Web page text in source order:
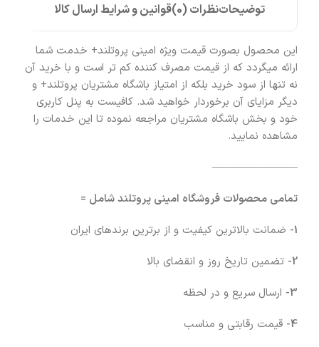
توضیحاتنظرات (0) قوانین و شرایط ارسال کالا
این محصول بصورت قیمت ویژه امینی پروتلند+ خدمت شما
ارائه میگردد که از قیمت مصرف کننده کم تر است و با خرید آن
نه تنها از سود خرید بلکه از امتیاز باشگاه مشتریان پروتلند+ و
دیگر مزایای آن برخوردار خواهید شد. کافیست به پنل کاربری
خود و بخش باشگاه مشتریان مراجعه نموده تا این خدمات را
مشاهده نمایید.
————————
تمامی محصولات فروشگاه امینی پروتلند شامل =
1- ضمانت بالاترین کیفیت و از برترین برندهای ایران
2- تضمین تاریخ روز و انقضای بالا
3- ارسال سریع و در لحظه
4- قیمت رقابتی و مناسب